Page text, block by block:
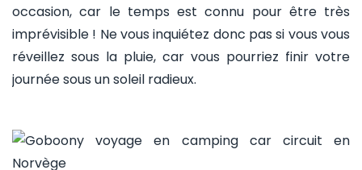
occasion, car le temps est connu pour être très
imprévisible ! Ne vous inquiétez donc pas si vous vous
réveillez sous la pluie, car vous pourriez finir votre
journée sous un soleil radieux.